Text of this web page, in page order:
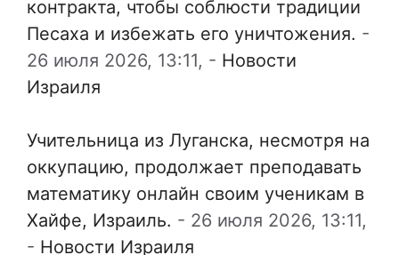
контракта, чтобы соблюсти традиции
Песаха и избежать его уничтожения. -
26 июля 2026, 13:11, - Новости
Израиля
Учительница из Луганска, несмотря на
оккупацию, продолжает преподавать
математику онлайн своим ученикам в
Хайфе, Израиль. - 26 июля 2026, 13:11,
- Новости Израиля